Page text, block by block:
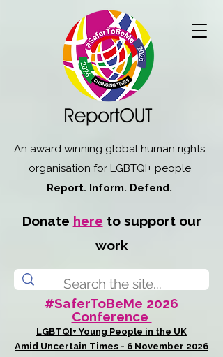
An award winning global human rights
organisation for LGBTQI+ people
Report. Inform. Defend.
Donate here to support our
work
#SaferToBeMe 2026
Conference
LGBTQI+ Young People in the UK
Amid Uncertain Times - 6 November 2026